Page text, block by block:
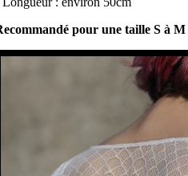
pour une taille S à